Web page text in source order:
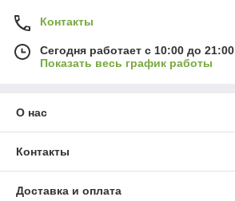
Контакты
Сегодня работает с 10:00 до 21:00
Показать весь график работы
О нас
Контакты
Доставка и оплата